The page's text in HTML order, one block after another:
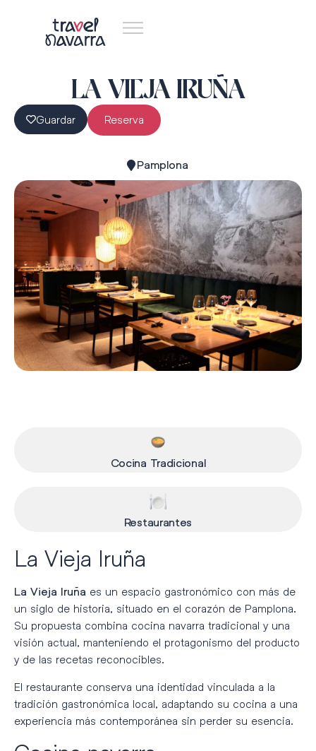
LA VIEJA IRUÑA
Guardar Reserva
Pamplona
Cocina Tradicional
Restaurantes
La Vieja Iruña
La Vieja Iruña es un espacio gastronómico con más de
un siglo de historia, situado en el corazón de Pamplona.
Su propuesta combina cocina navarra tradicional y una
visión actual, manteniendo el protagonismo del producto
y de las recetas reconocibles.
El restaurante conserva una identidad vinculada a la
tradición gastronómica local, adaptando su cocina a una
experiencia más contemporánea sin perder su esencia.